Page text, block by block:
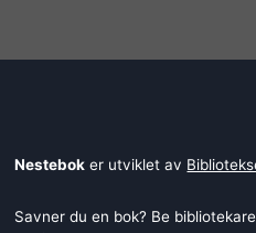
Nestebok er utviklet av
Savner du en bok? Be